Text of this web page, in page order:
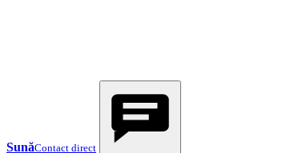
SunăContact direct